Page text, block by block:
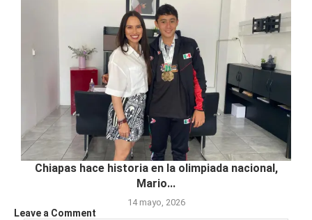
Chiapas hace historia en la olimpiada nacional,
Mario...
14 mayo, 2026
Leave a Comment